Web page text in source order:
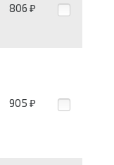
806 ₽
905 ₽